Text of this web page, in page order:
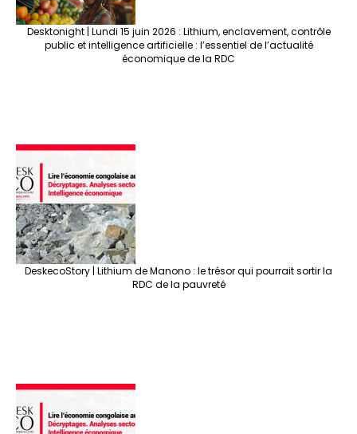
Desktonight | Lundi 15 juin 2026 : Lithium, enclavement, contrôle
public et intelligence artificielle : l’essentiel de l’actualité
économique de la RDC
DeskecoStory | Lithium de Manono : le trésor qui pourrait sortir la
RDC de la pauvreté